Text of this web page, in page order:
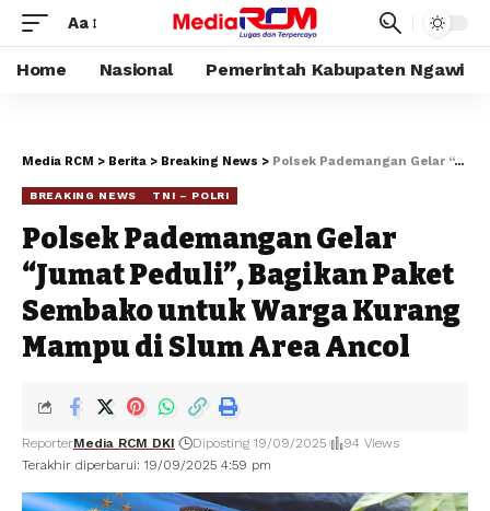
Aa
Home Nasional Pemerintah Kabupaten Ngawi
Media RCM > Berita > Breaking News > Polsek Pademangan Gelar “Jumat Peduli”, Bagikan Paket Sembako untuk Warga Kurang Mampu di Slum Area Ancol
BREAKING NEWS TNI – POLRI
Polsek Pademangan Gelar
“Jumat Peduli”, Bagikan Paket
Sembako untuk Warga Kurang
Mampu di Slum Area Ancol
Terakhir diperbarui: 19/09/2025 4:59 pm
ReporterMedia RCM DKI Diposting 19/09/2025 94 Views